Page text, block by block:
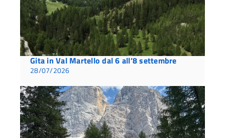
Gita in Val Martello dal 6 all’8 settembre
28/07/2026